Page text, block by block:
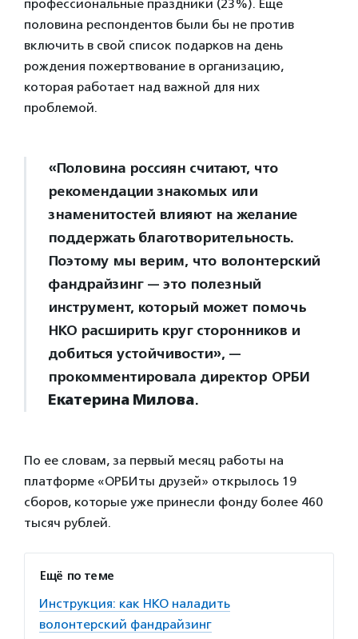
профессиональные праздники (23%). Еще
половина респондентов были бы не против
включить в свой список подарков на день
рождения пожертвование в организацию,
которая работает над важной для них
проблемой.
«Половина россиян считают, что
рекомендации знакомых или
знаменитостей влияют на желание
поддержать благотворительность.
Поэтому мы верим, что волонтерский
фандрайзинг — это полезный
инструмент, который может помочь
НКО расширить круг сторонников и
добиться устойчивости», —
прокомментировала директор ОРБИ
Екатерина Милова.
По ее словам, за первый месяц работы на
платформе «ОРБИты друзей» открылось 19
сборов, которые уже принесли фонду более 460
тысяч рублей.
Ещё по теме
Инструкция: как НКО наладить
волонтерский фандрайзинг